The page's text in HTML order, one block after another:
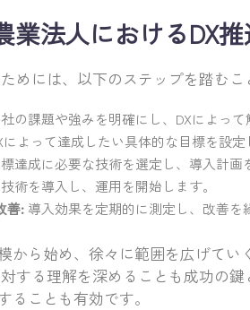
業法人におけるDX
めには、以下のステップを踏むこ
の課題や強みを明確にし、DXによって
によって達成したい具体的な目標を設定
達成に必要な技術を選定し、導入計画
技術を導入し、運用を開始します。
善: 導入効果を定期的に測定し、改善を
から始め、徐々に範囲を広げて
する理解を深めることも成功の
ることも有効です。